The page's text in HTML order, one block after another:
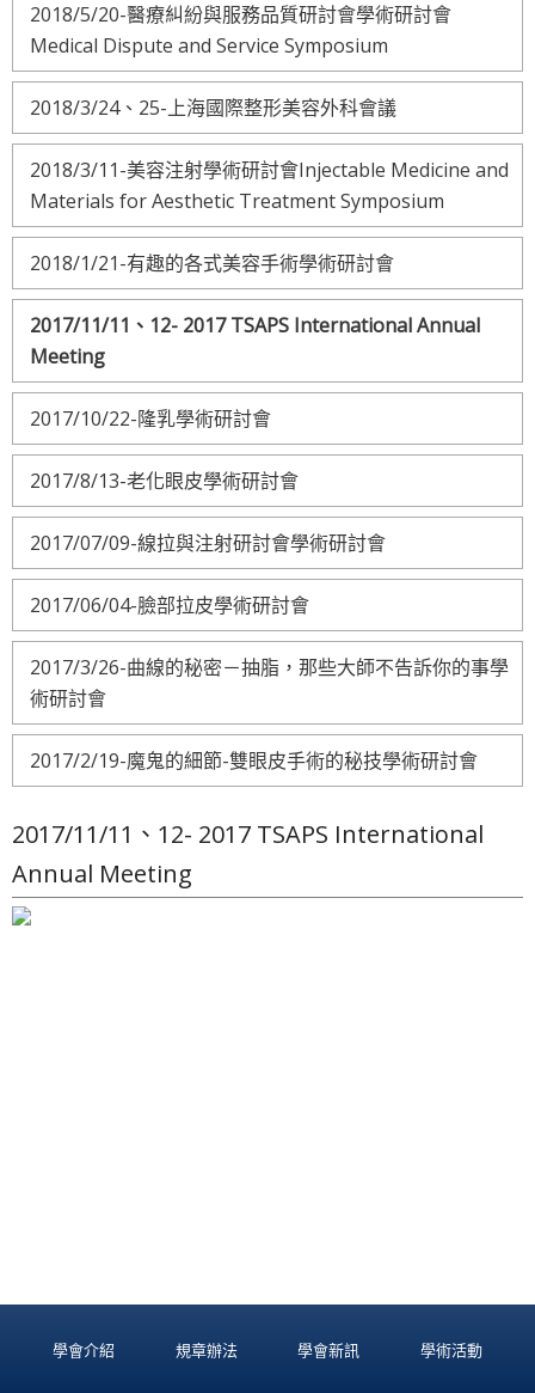
2018/5/20-醫療糾紛與服務品質研討會學術研討會
Medical Dispute and Service Symposium
2018/3/24、25-上海國際整形美容外科會議
2018/3/11-美容注射學術研討會Injectable Medicine and
Materials for Aesthetic Treatment Symposium
2018/1/21-有趣的各式美容手術學術研討會
2017/11/11、12- 2017 TSAPS International Annual
Meeting
2017/10/22-隆乳學術研討會
2017/8/13-老化眼皮學術研討會
2017/07/09-線拉與注射研討會學術研討會
2017/06/04-臉部拉皮學術研討會
2017/3/26-曲線的秘密－抽脂，那些大師不告訴你的事學
術研討會
2017/2/19-魔鬼的細節-雙眼皮手術的秘技學術研討會
2017/11/11、12- 2017 TSAPS International
Annual Meeting
學會介紹 規章辦法 學會新訊 學術活動